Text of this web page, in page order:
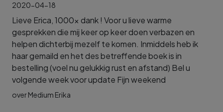
2020-04-18
Lieve Erica, 1000x dank ! Voor u lieve warme
gesprekken die mij keer op keer doen verbazen en
helpen dichterbij mezelf te komen. Inmiddels heb ik
haar gemaild en het des betreffende boek is in
bestelling (voel nu gelukkig rust en afstand) Bel u
volgende week voor update Fijn weekend
over Medium Erika